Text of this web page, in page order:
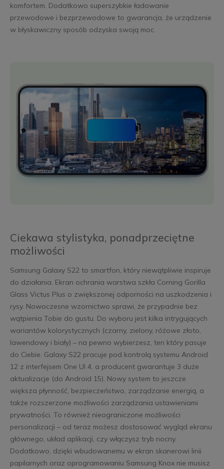
komfortem. Dodatkowo superszybkie ładowanie
przewodowe i bezprzewodowe to gwarancja, że urządzenie
w błyskawiczny sposób odzyska swoją moc.
Ciekawa stylistyka, ponadprzeciętne
możliwości
Samsung Galaxy S22 to smartfon, który niewątpliwie inspiruje
do działania. Ekran ochrania warstwa szkła Corning Gorilla
Glass Victus Plus o zwiększonej odporności na uszkodzenia i
rysy. Nowoczesne wzornictwo sprawi, że przypadnie bez
wątpienia Tobie do gustu. Do wyboru jest kilka intrygujących
wariantów kolorystycznych (czarny, zielony, różowe złoto,
lawendowy i biały) – na pewno wybierzesz, ten który pasuje
do Ciebie. Galaxy S22 pracuje pod kontrolą systemu Android
12 z interfejsem One UI 4, a producent gwarantuje 3 duże
aktualizacje (do Android 15). Nowy system to jeszcze
większa płynność, bezpieczeństwo, zarządzanie energią, a
także rozszerzone możliwości zarządzania ustawieniami
prywatności. To również nieograniczone możliwości
personalizacji – od teraz możesz dostosować wygląd ekranu
głównego, układ aplikacji, czy włączysz tryb nocny.
Dodatkowo, dzięki wbudowanemu w ekran skanerowi linii
papilarnych oraz oprogramowaniu Samsung Knox nie musisz